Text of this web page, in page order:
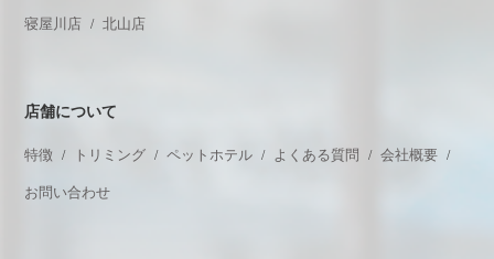
寝屋川店 北山店
店舗について
特徴 トリミング ペットホテル よくある質問 会社概要
お問い合わせ